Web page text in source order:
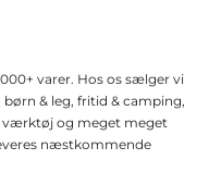
varer. Hos os sælger vi
& leg, fritid & camping,
værktøj og meget meget
næstkommende